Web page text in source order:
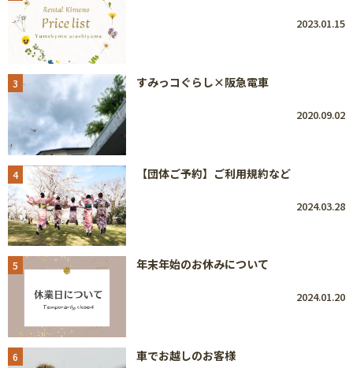
2023.01.15
3 すみっコぐらし×阪急電車
2020.09.02
4 【団体ご予約】ご利用規約など
2024.03.28
5 年末年始のお休みについて
2024.01.20
6 車でお越しのお客様